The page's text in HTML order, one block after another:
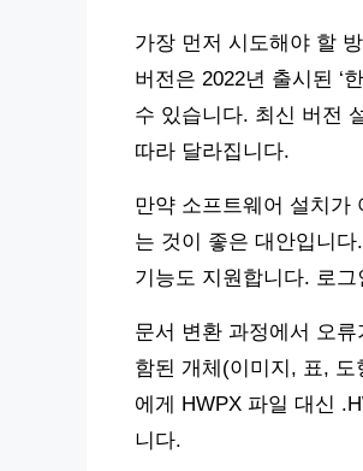
가장 먼저 시도해야 할
버전은 2022년 출시된 ‘
수 있습니다. 최신 버전
따라 달라집니다.
만약 소프트웨어 설치가
는 것이 좋은 대안입니
기능도 지원합니다. 로그
문서 변환 과정에서 오
함된 개체(이미지, 표,
에게 HWPX 파일 대신
니다.